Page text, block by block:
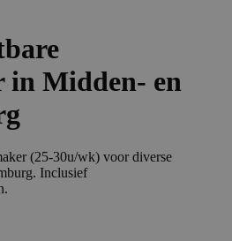
in Midden- en
(25-30u/wk) voor diverse
Inclusief